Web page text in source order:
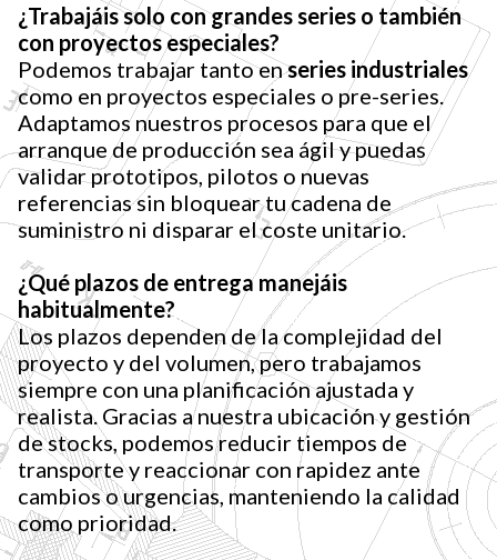
¿Trabajáis solo con grandes series o también
con proyectos especiales?
Podemos trabajar tanto enseries industriales
como en proyectos especiales o pre-series.
Adaptamos nuestros procesos para que el
arranque de producción sea ágil y puedas
validar prototipos, pilotos o nuevas
referencias sin bloquear tu cadena de
suministro ni disparar el coste unitario.
¿Qué plazos de entrega manejáis
habitualmente?
Los plazos dependen de la complejidad del
proyecto y del volumen, pero trabajamos
siempre con una planificación ajustada y
realista. Gracias a nuestra ubicación y gestión
de stocks, podemos reducir tiempos de
transporte y reaccionar con rapidez ante
cambios o urgencias, manteniendo la calidad
como prioridad.